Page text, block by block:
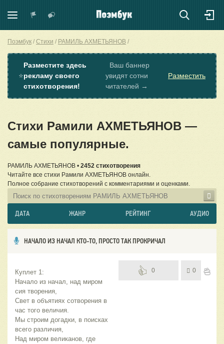
Поэмбук Стихи РАМИЛЬ АХМЕТЬЯНОВ
⭐
Разместите здесь
рекламу своего
стихотворения!
Ваш баннер
увидят сотни
читателей →
Разместить
Стихи Рамили АХМЕТЬЯНОВ —
самые популярные.
РАМИЛЬ АХМЕТЬЯНОВ • 2452 стихотворения
Читайте все стихи Рамили АХМЕТЬЯНОВ онлайн.
Полное собрание стихотворений с комментариями и оценками.
ДАТА ЖАНР РЕЙТИНГ АУДИО
НАЧАЛО ИЗ НАЧАЛ КТО-ТО, ПРОСТО ТАК ПРОКРИЧАЛ
Куплет 1:
Начало из начал, над миром
сия творения,
Свет в объятиях сотворения в
час того величия.
Мы строим догадки, в поисках
всего различия,
Над миром великанов, где
0 0